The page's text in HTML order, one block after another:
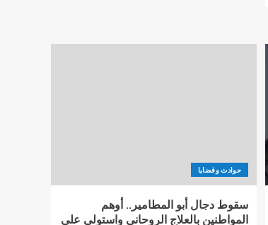
حوادث وقضايا
سقوط دجال أبو المطامير.. أوهم
المواطنين بالعلاج الروحاني واستولى على